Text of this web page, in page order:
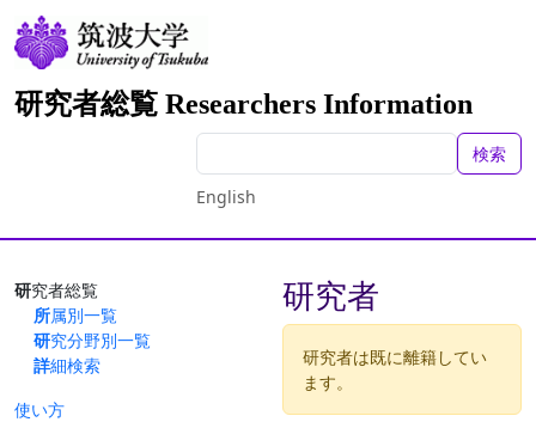
研究者総覧 Researchers Information
検索
English
研究者総覧
所属別一覧
研究分野別一覧
詳細検索
使い方
研究者
研究者は既に離籍してい
ます。